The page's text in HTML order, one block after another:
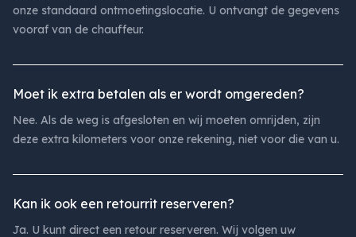
onze standaard ontmoetingslocatie. U ontvangt de gegevens
vooraf van de chauffeur.
Moet ik extra betalen als er wordt omgereden?
Nee. Als de weg is afgesloten en wij moeten omrijden, zijn
deze extra kilometers voor onze rekening, niet voor die van u.
Kan ik ook een retourrit reserveren?
Ja. U kunt direct een retour reserveren. Wij volgen uw